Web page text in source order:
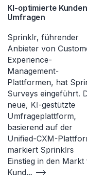
KI-optimierte
Umfragen
Sprinklr, führender
Anbieter von
Experience-
Management-
Plattformen, hat
Surveys eingeführt.
neue, KI-gestützte
Umfrageplattform,
basierend auf der
Unified-CXM-
markiert Sprinklrs
Einstieg in den
Kund...